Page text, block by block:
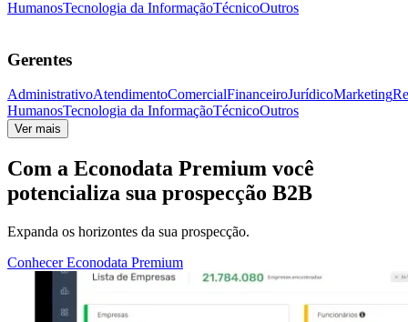
HumanosTecnologia da InformaçãoTécnicoOutros
Gerentes
AdministrativoAtendimentoComercialFinanceiroJurídicoMarketing
HumanosTecnologia da InformaçãoTécnicoOutros
Ver mais
Com a Econodata Premium você
potencializa sua prospecção B2B
Expanda os horizontes da sua prospecção.
Conhecer Econodata Premium